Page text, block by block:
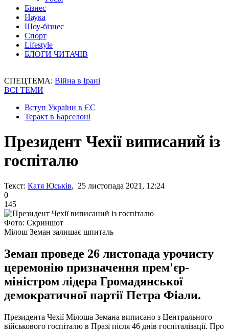
Бізнес
Наука
Шоу-бізнес
Спорт
Lifestyle
БЛОГИ ЧИТАЧІВ
СПЕЦТЕМА: Війна в Ірані
ВСІ ТЕМИ
Вступ України в ЄС
Теракт в Барселоні
Президент Чехії виписаний із
госпіталю
Текст: Катя Юськів, 25 листопада 2021, 12:24
0
145
Фото: Скриншот
Мілош Земан залишає шпиталь
Земан проведе 26 листопада урочисту
церемонію призначення прем'єр-
міністром лідера Громадянської
демократичної партії Петра Фіали.
Президента Чехії Мілоша Земана виписано з Центрального
військового госпіталю в Празі після 46 днів госпіталізації. Про